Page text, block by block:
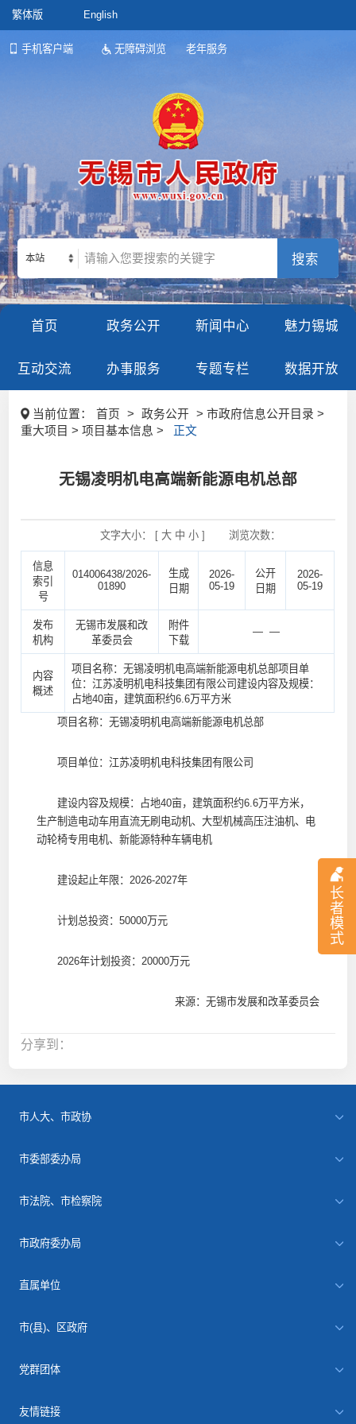
繁体版 English
手机客户端 无障碍浏览 老年服务
长
者
模
式
本站
首页 政务公开 新闻中心 魅力锡城
互动交流 办事服务 专题专栏 数据开放
当前位置： 首页 > 政务公开
> 市政府信息公开目录 >
重大项目 > 项目基本信息 >
正文
无锡凌明机电高端新能源电机总部
文字大小： [ 大 中 小] 浏览次数：
信息
索引
号
014006438/2026-
01890
生成
日期
2026-
05-19
公开
日期
2026-
05-19
发布
机构
无锡市发展和改
革委员会
附件
下载
— —
内容
概述
项目名称：无锡凌明机电高端新能源电机总部项目单
位：江苏凌明机电科技集团有限公司建设内容及规模：
占地40亩，建筑面积约6.6万平方米
项目名称：无锡凌明机电高端新能源电机总部
项目单位：江苏凌明机电科技集团有限公司
建设内容及规模：占地40亩，建筑面积约6.6万平方米，
生产制造电动车用直流无刷电动机、大型机械高压注油机、电
动轮椅专用电机、新能源特种车辆电机
建设起止年限：2026-2027年
计划总投资：50000万元
2026年计划投资：20000万元
来源：无锡市发展和改革委员会
分享到：
市人大、市政协
市委部委办局
市法院、市检察院
市政府委办局
直属单位
市(县)、区政府
党群团体
友情链接